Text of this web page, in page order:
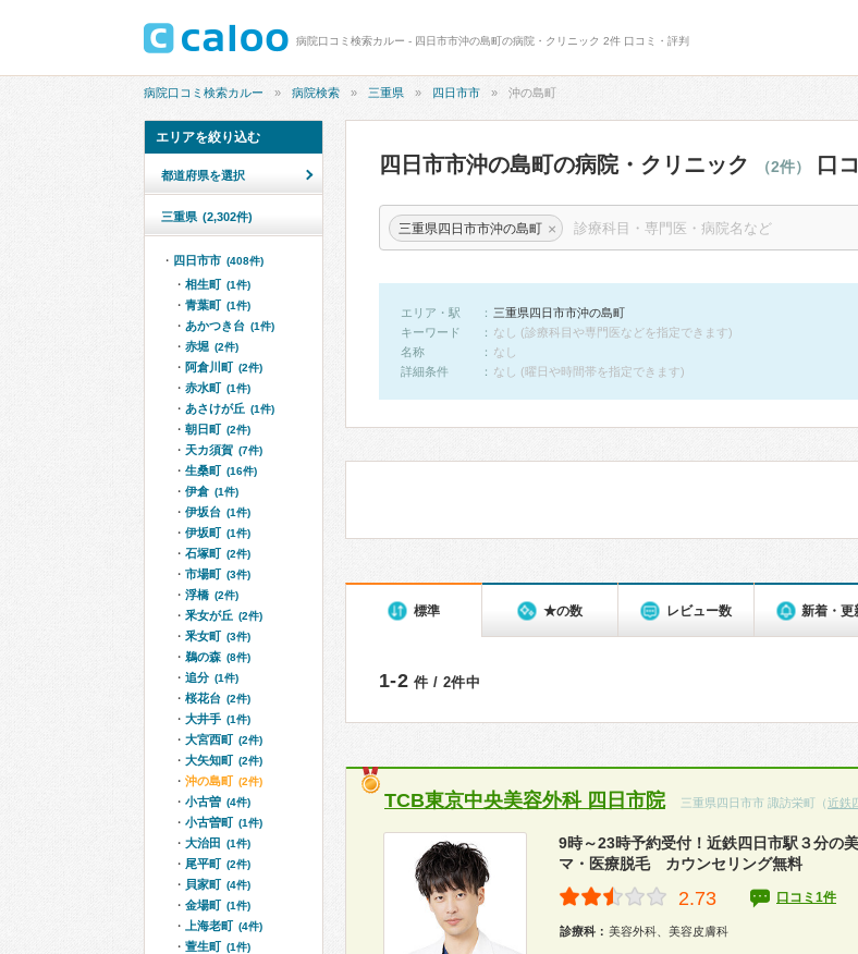
病院口コミ検索カルー - 四日市市沖の島町の病院・クリニック 2件 口コミ・評判
病院口コミ検索カルー 病院検索 三重県 四日市市 沖の島町
四日市市沖の島町の病院・クリニック （2件） 口
三重県四日市市沖の島町 ×
エリア・駅
三重県四日市市沖の島町
キーワード
なし (診療科目や専門医などを指定できます)
名称
なし
詳細条件
なし (曜日や時間帯を指定できます)
標準 ★の数 レビュー数 新着・更
1-2 件 / 2件中
TCB東京中央美容外科 四日市院 三重県四日市市 諏訪栄町（近鉄
9時～23時予約受付！近鉄四日市駅３分の
マ・医療脱毛 カウンセリング無料
2.73 口コミ1件
診療科： 美容外科、美容皮膚科
エリアを絞り込む
都道府県を選択
三重県 (2,302件)
四日市市 (408件)
相生町 (1件)
青葉町 (1件)
あかつき台 (1件)
赤堀 (2件)
阿倉川町 (2件)
赤水町 (1件)
あさけが丘 (1件)
朝日町 (2件)
天カ須賀 (7件)
生桑町 (16件)
伊倉 (1件)
伊坂台 (1件)
伊坂町 (1件)
石塚町 (2件)
市場町 (3件)
浮橋 (2件)
釆女が丘 (2件)
釆女町 (3件)
鵜の森 (8件)
追分 (1件)
桜花台 (2件)
大井手 (1件)
大宮西町 (2件)
大矢知町 (2件)
沖の島町 (2件)
小古曽 (4件)
小古曽町 (1件)
大治田 (1件)
尾平町 (2件)
貝家町 (4件)
金場町 (1件)
上海老町 (4件)
萱生町 (1件)